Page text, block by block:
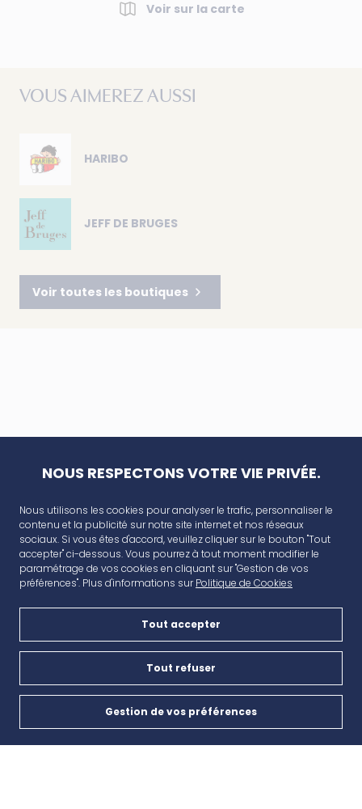
Voir sur la carte
VOUS AIMEREZ AUSSI
HARIBO
JEFF DE BRUGES
Voir toutes les boutiques
AVANT CAP
Plan de campagne, CD6, 13480 Cabriès
Nous contacter
04 42 46 65 35
NOUS RESPECTONS VOTRE VIE PRIVÉE.
Nous utilisons les cookies pour analyser le trafic, personnaliser le
contenu et la publicité sur notre site internet et nos réseaux
sociaux. Si vous êtes d'accord, veuillez cliquer sur le bouton "Tout
accepter" ci-dessous. Vous pourrez à tout moment modifier le
paramétrage de vos cookies en cliquant sur "Gestion de vos
préférences". Plus d'informations surPolitique de Cookies
Tout accepter
Tout refuser
Gestion de vos préférences